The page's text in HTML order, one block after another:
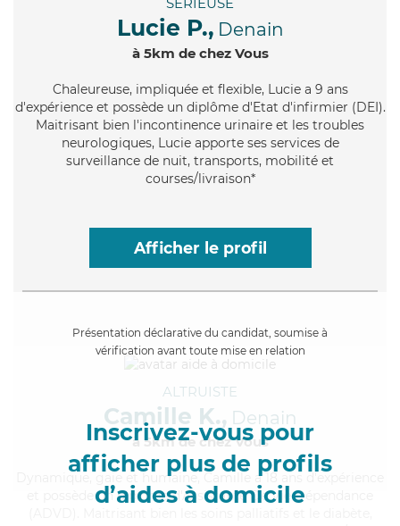
Lucie P., Denain
à 5km de chez Vous
Chaleureuse, impliquée et flexible, Lucie a 9 ans
d'expérience et possède un diplôme d'Etat d'infirmier (DEI).
Maitrisant bien l'incontinence urinaire et les troubles
neurologiques, Lucie apporte ses services de
surveillance de nuit, transports, mobilité et
courses/livraison*
Afficher le profil
Présentation déclarative du candidat, soumise à
vérification avant toute mise en relation
Inscrivez-vous pour
afficher plus de profils
d’aides à domicile
ALTRUISTE
Camille K., Denain
à 5km de chez Vous
, gaie et humaine, Camille a 18 ans d'expérience
et possède un diplôme d'Assistante De Vie Dépendance